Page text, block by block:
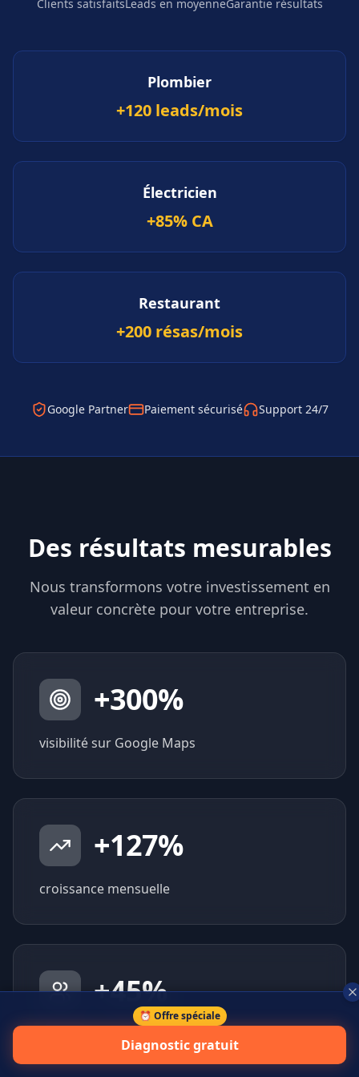
Clients satisfaitsLeads en moyenneGarantie résultats
Plombier
+120 leads/mois
Électricien
+85% CA
Restaurant
+200 résas/mois
Google Partner Paiement sécurisé Support 24/7
Des résultats mesurables
Nous transformons votre investissement en
valeur concrète pour votre entreprise.
+300%
visibilité sur Google Maps
+127%
croissance mensuelle
+45%
⏰ Offre spéciale
Diagnostic gratuit